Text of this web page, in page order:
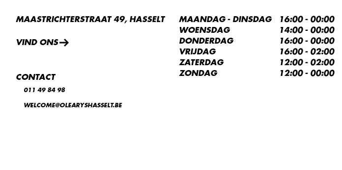
MAASTRICHTERSTRAAT 49, HASSELT
VIND ONS
CONTACT
011 49 84 98
WELCOME@OLEARYSHASSELT.BE
MAANDAG - DINSDAG
16:00 - 00:00
WOENSDAG
14:00 - 00:00
DONDERDAG
16:00 - 00:00
VRIJDAG
16:00 - 02:00
ZATERDAG
12:00 - 02:00
ZONDAG
12:00 - 00:00